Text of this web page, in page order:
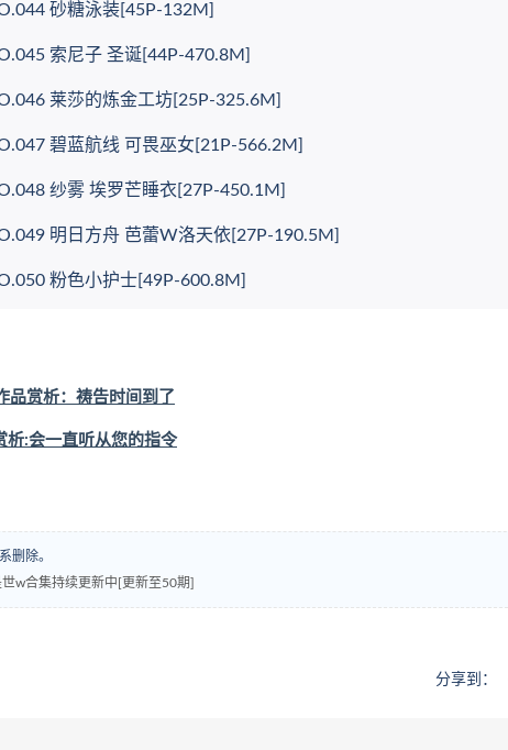
砂糖泳装[45P-132M]
索尼子 圣诞[44P-470.8M]
莱莎的炼金工坊[25P-325.6M]
碧蓝航线 可畏巫女[21P-566.2M]
纱雾 埃罗芒睡衣[27P-450.1M]
明日方舟 芭蕾W洛天依[27P-190.5M]
粉色小护士[49P-600.8M]
品赏析：祷告时间到了
析:会一直听从您的指令
删除。
w合集持续更新中[更新至50期]
分享到：